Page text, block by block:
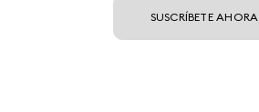
SUSCRÍBETE AHORA